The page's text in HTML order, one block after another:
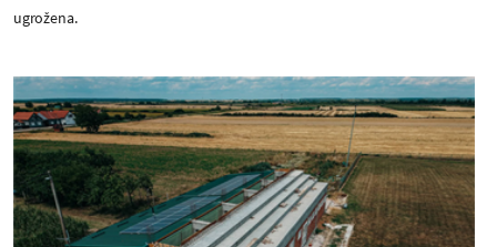
ugrožena.